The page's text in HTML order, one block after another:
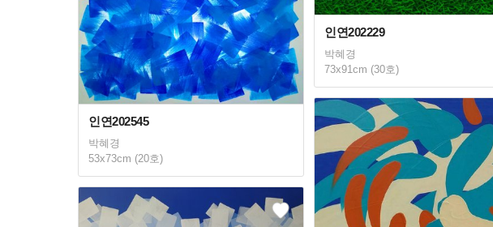
인연202229
박혜경
73x91cm (30호)
인연202545
박혜경
53x73cm (20호)